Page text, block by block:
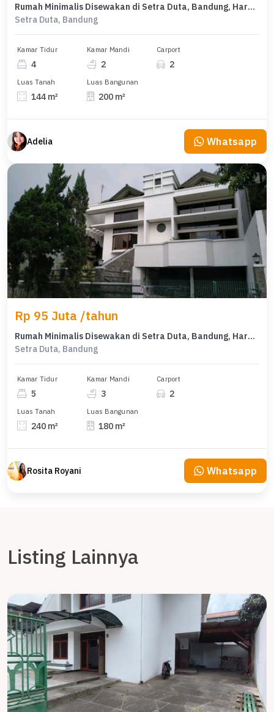
Rumah Minimalis Disewakan di Setra Duta, Bandung, Harga Ekonomis
Setra Duta, Bandung
Kamar Tidur
4
Kamar Mandi
2
Carport
2
Luas Tanah
144 m²
Luas Bangunan
200 m²
Adelia Whatsapp
Rp 95 Juta /tahun
Rumah Minimalis Disewakan di Setra Duta, Bandung, Harga Ekonomis
Setra Duta, Bandung
Kamar Tidur
5
Kamar Mandi
3
Carport
2
Luas Tanah
240 m²
Luas Bangunan
180 m²
Rosita Royani Whatsapp
Listing Lainnya